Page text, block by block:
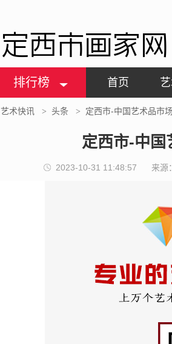
定西市画家网
排行榜 首页
艺术快讯 > 头条 > 定西市-中国艺术品市
定西市-中国
2023-10-31 11:48:57 来源